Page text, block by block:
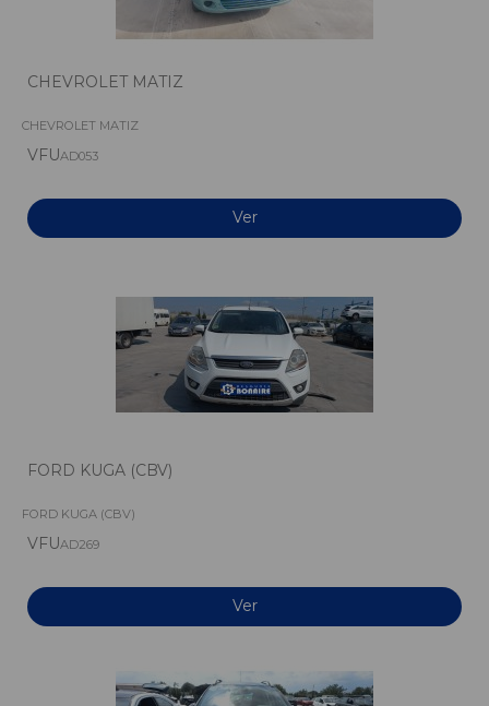
CHEVROLET MATIZ
CHEVROLET MATIZ
VFUAD053
Ver
FORD KUGA (CBV)
FORD KUGA (CBV)
VFUAD269
Ver